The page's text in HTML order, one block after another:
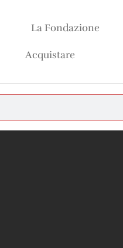
La Fondazione
Acquistare